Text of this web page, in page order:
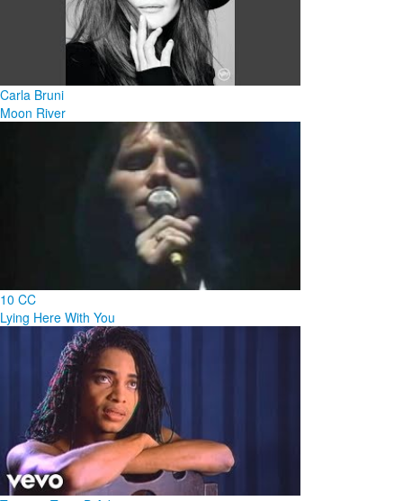
Carla Bruni
Moon River
10 CC
Lying Here With You